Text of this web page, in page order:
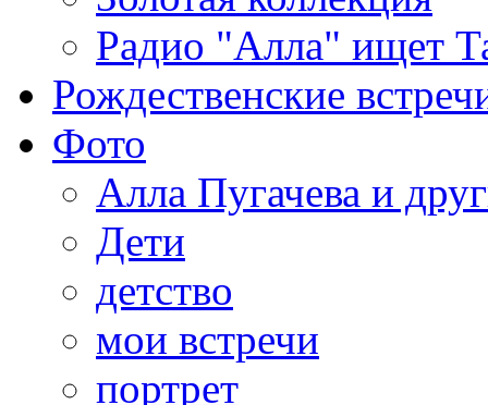
Радио "Алла" ищет
Рождественские
Фото
Алла Пугачева и
Дети
детство
мои встречи
портрет